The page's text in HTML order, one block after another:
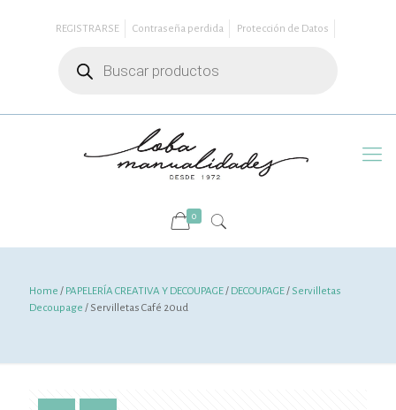
REGISTRARSE Contraseña perdida
Protección de Datos
productos
0
Home / PAPELERÍA CREATIVA Y DECOUPAGE/ DECOUPAGE/ Servilletas
Decoupage / Servilletas Café 20ud